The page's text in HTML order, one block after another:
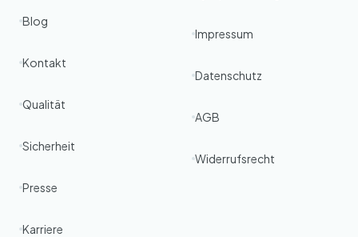
Blog
Kontakt
Qualität
Sicherheit
Presse
Karriere
Impressum
Datenschutz
AGB
Widerrufsrecht